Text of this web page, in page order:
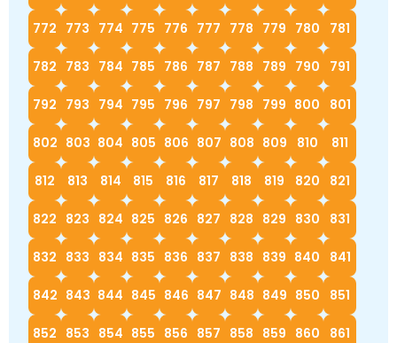
772 773 774 775 776 777 778 779 780 781
782 783 784 785 786 787 788 789 790 791
792 793 794 795 796 797 798 799 800 801
802 803 804 805 806 807 808 809 810 811
812 813 814 815 816 817 818 819 820 821
822 823 824 825 826 827 828 829 830 831
832 833 834 835 836 837 838 839 840 841
842 843 844 845 846 847 848 849 850 851
852 853 854 855 856 857 858 859 860 861